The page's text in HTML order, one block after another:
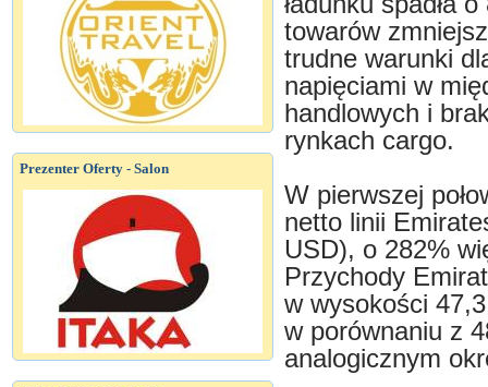
Prezenter Oferty - Salon
towarów
trudne warunki
napięciami w
handlowych i
rynkach cargo.
W pierwszej
netto linii
USD), o 282%
Przychody
w wysokości
w porównaniu z
analogicznym